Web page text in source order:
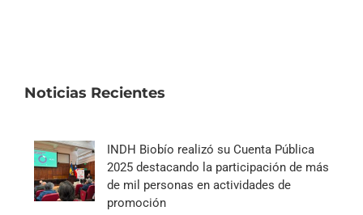
Noticias Recientes
INDH Biobío realizó su Cuenta Pública
2025 destacando la participación de más
de mil personas en actividades de
promoción